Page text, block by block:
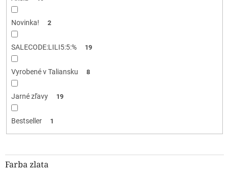
Novinka! 2
SALECODE:LILI5:5:% 19
Vyrobené v Taliansku 8
Jarné zľavy 19
Bestseller 1
Farba zlata